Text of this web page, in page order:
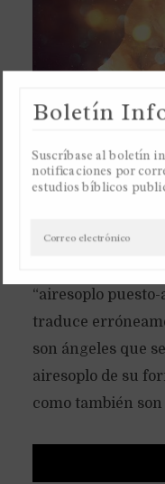
lo que dio vida a
“airesoplo
traduce
son ángeles que
airesoplo de su
como también son
Boletín
Suscríbase al boletín
notificaciones por
estudios bíblicos